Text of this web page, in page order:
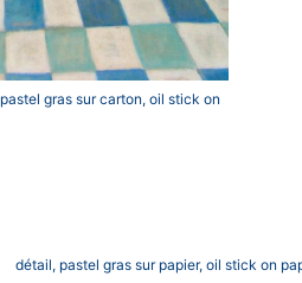
pastel gras sur carton, oil stick on
détail, pastel gras sur papier, oil stick on